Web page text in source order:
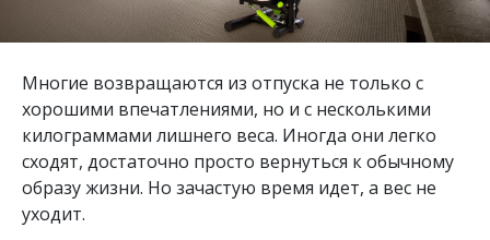
Многие возвращаются из отпуска не только с
хорошими впечатлениями, но и с несколькими
килограммами лишнего веса. Иногда они легко
сходят, достаточно просто вернуться к обычному
образу жизни. Но зачастую время идет, а вес не
уходит.